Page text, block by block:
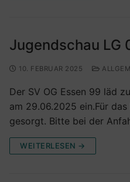
Jugendschau LG
10. FEBRUAR 2025
Der SV OG Essen 99 läd
am 29.06.2025 ein.Für
gesorgt. Bitte bei der
WEITERLESEN →